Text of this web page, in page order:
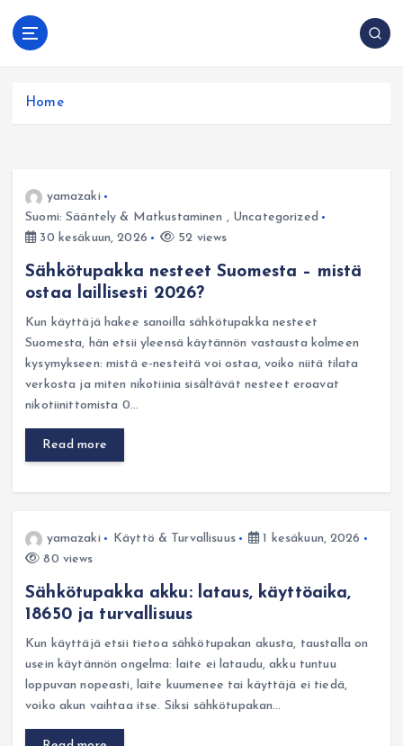
oppaat, vinkit ja
Home
yamazaki
Suomi: Sääntely & Matkustaminen , Uncategorized
30 kesäkuun, 2026
52 views
Sähkötupakka nesteet Suomesta – mistä
ostaa laillisesti 2026?
Kun käyttäjä hakee sanoilla sähkötupakka nesteet
Suomesta, hän etsii yleensä käytännön vastausta kolmeen
kysymykseen: mistä e-nesteitä voi ostaa, voiko niitä tilata
verkosta ja miten nikotiinia sisältävät nesteet eroavat
nikotiinittomista 0…
Read more
yamazaki Käyttö & Turvallisuus
1 kesäkuun, 2026
80 views
Sähkötupakka akku: lataus, käyttöaika,
18650 ja turvallisuus
Kun käyttäjä etsii tietoa sähkötupakan akusta, taustalla on
usein käytännön ongelma: laite ei lataudu, akku tuntuu
loppuvan nopeasti, laite kuumenee tai käyttäjä ei tiedä,
voiko akun vaihtaa itse. Siksi sähkötupakan…